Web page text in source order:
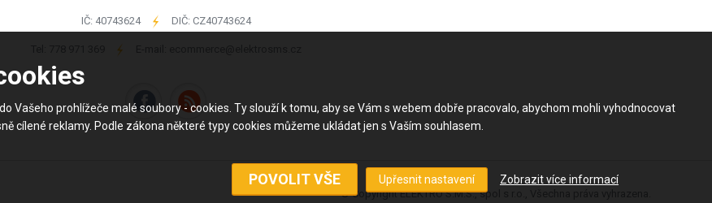
Vašeho prohlížeče malé soubory - cookies. Ty slouží k tomu, aby se Vám s webem dobře pracovalo, abychom mohli vyhodnocovat
cílené reklamy. Podle zákona některé typy cookies můžeme ukládat jen s Vaším souhlasem.
IČ: 40743624 - DIČ: CZ40743624
-
© Copyright ELEKTRO S.M.S., spol s r.o., Všechna práva vyhrazena.